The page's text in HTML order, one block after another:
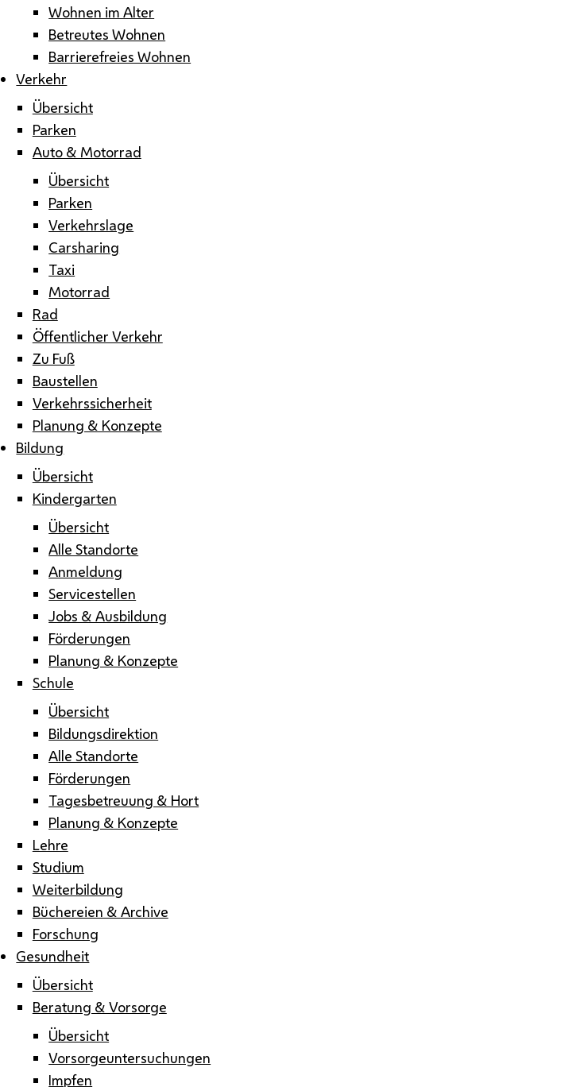
Wohnen im Alter
Betreutes Wohnen
Barrierefreies Wohnen
Verkehr
Übersicht
Parken
Auto & Motorrad
Übersicht
Parken
Verkehrslage
Carsharing
Taxi
Motorrad
Rad
Öffentlicher Verkehr
Zu Fuß
Baustellen
Verkehrssicherheit
Planung & Konzepte
Bildung
Übersicht
Kindergarten
Übersicht
Alle Standorte
Anmeldung
Servicestellen
Jobs & Ausbildung
Förderungen
Planung & Konzepte
Schule
Übersicht
Bildungsdirektion
Alle Standorte
Förderungen
Tagesbetreuung & Hort
Planung & Konzepte
Lehre
Studium
Weiterbildung
Büchereien & Archive
Forschung
Gesundheit
Übersicht
Beratung & Vorsorge
Übersicht
Vorsorgeuntersuchungen
Impfen